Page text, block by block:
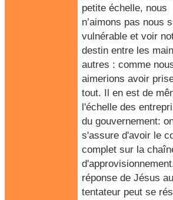
petite échelle, nous
n’aimons pas nous
vulnérable et voir
destin entre les
autres : comme
aimerions avoir
tout. Il en est de
l'échelle des
du gouvernement:
s'assure d'avoir le
complet sur la
réponse de Jésus au
tentateur peut se